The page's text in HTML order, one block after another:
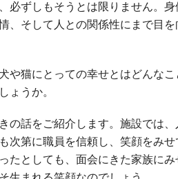
必ずしもそうとは限りません。
、そして人との関係性にまで目
や猫にとっての幸せとはどんなこ
ょうか。
の話をご紹介します。施設では
次第に職員を信頼し、笑顔をみ
たとしても、面会にきた家族に